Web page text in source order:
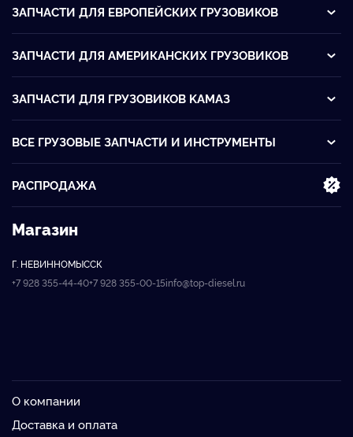
ЗАПЧАСТИ ДЛЯ ЕВРОПЕЙСКИХ ГРУЗОВИКОВ
ЗАПЧАСТИ ДЛЯ АМЕРИКАНСКИХ ГРУЗОВИКОВ
ЗАПЧАСТИ ДЛЯ ГРУЗОВИКОВ KАМАЗ
ВСЕ ГРУЗОВЫЕ ЗАПЧАСТИ И ИНСТРУМЕНТЫ
РАСПРОДАЖА
Магазин
Г. НЕВИННОМЫССК
+7 928 355-44-40+7 928 355-00-15info@top-diesel.ru
О компании
Доставка и оплата